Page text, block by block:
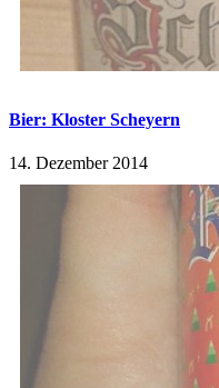
Bier: Kloster Scheyern
14. Dezember 2014